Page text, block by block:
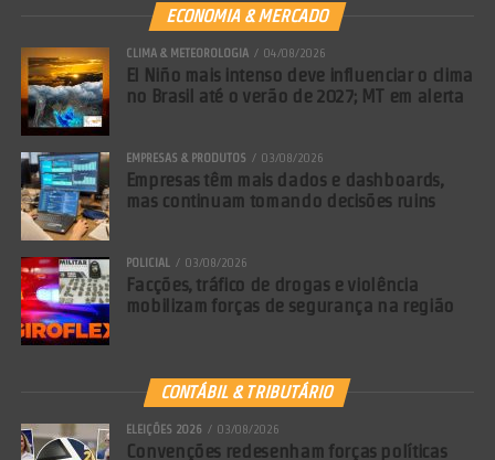
ECONOMIA & MERCADO
CLIMA & METEOROLOGIA 04/08/2026
El Niño mais intenso deve influenciar o clima
no Brasil até o verão de 2027; MT em alerta
EMPRESAS & PRODUTOS 03/08/2026
Empresas têm mais dados e dashboards,
mas continuam tomando decisões ruins
POLICIAL 03/08/2026
Facções, tráfico de drogas e violência
mobilizam forças de segurança na região
CONTÁBIL & TRIBUTÁRIO
ELEIÇÕES 2026 03/08/2026
Convenções redesenham forças políticas